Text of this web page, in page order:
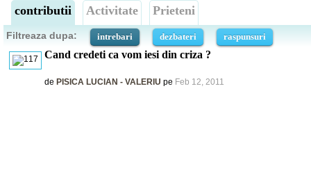
contributii Activitate Prieteni
Filtreaza dupa: intrebari dezbateri raspunsuri
Cand credeti ca vom iesi din criza ?
de PISICA LUCIAN - VALERIU pe Feb 12, 2011